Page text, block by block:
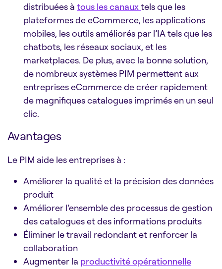
distribuées à tous les canaux tels que les
plateformes de eCommerce, les applications
mobiles, les outils améliorés par l’IA tels que les
chatbots, les réseaux sociaux, et les
marketplaces. De plus, avec la bonne solution,
de nombreux systèmes PIM permettent aux
entreprises eCommerce de créer rapidement
de magnifiques catalogues imprimés en un seul
clic.
Avantages
Le PIM aide les entreprises à :
Améliorer la qualité et la précision des données
produit
Améliorer l’ensemble des processus de gestion
des catalogues et des informations produits
Éliminer le travail redondant et renforcer la
collaboration
Augmenter la productivité opérationnelle